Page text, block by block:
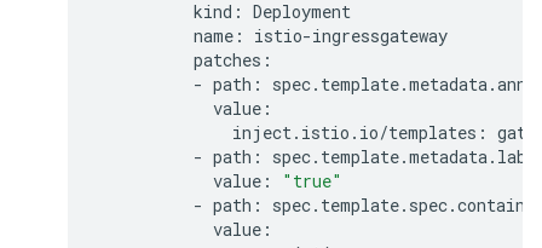
kind : Deployment
name : istio-ingressgateway
patches :
- path : spec. template.metadata.
value :
inject. istio . io/templates :
- path : spec. template.metadata.
value :
"true"
- path : spec. template. spec.
value :